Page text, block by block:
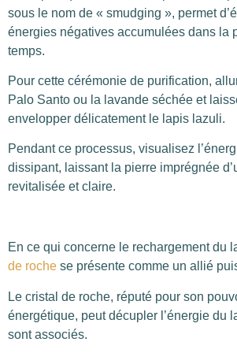
sous le nom de « smudging », permet
énergies négatives accumulées dans la
temps.
Pour cette cérémonie de purification,
Palo Santo ou la lavande séchée et
envelopper délicatement le lapis lazuli.
Pendant ce processus, visualisez
dissipant, laissant la pierre imprégnée
revitalisée et claire.
En ce qui concerne le rechargement du
de roche se présente comme un allié
Le cristal de roche, réputé pour son
énergétique, peut décupler l’énergie du
sont associés.